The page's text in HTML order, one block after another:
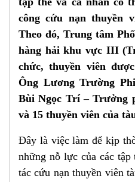
công cứu nạn thuyền
Theo đó, Trung tâm
hàng hải khu vực III
chức, thuyền viên
Ông Lương Trường
Bùi Ngọc Trí – Trưởng
và 15 thuyền viên của
Đây là việc làmđể kịp
những nỗ lực của các tập
tác cứu nạn thuyền viên